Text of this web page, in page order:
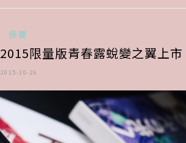
保養
2015限量版青春露蛻變之翼上市
2015-10-26